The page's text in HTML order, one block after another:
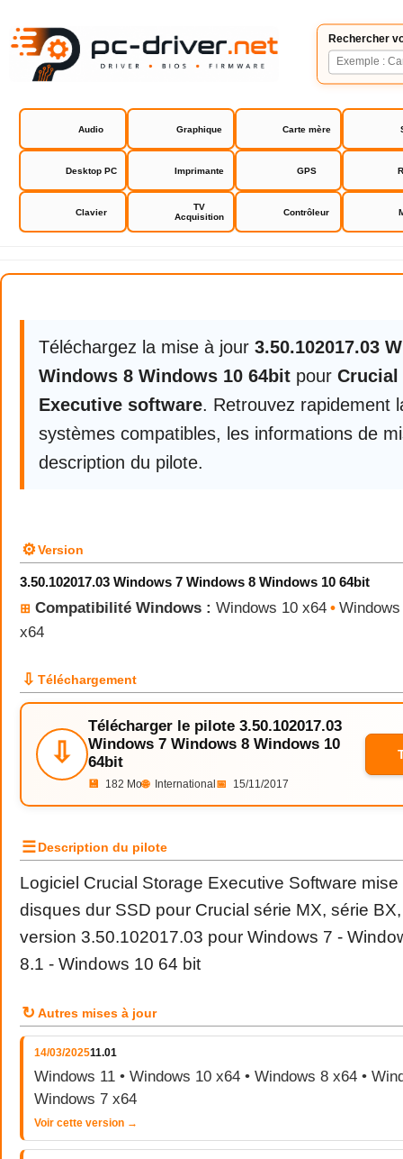
Rechercher
Audio Graphique Carte mère
Desktop PC Imprimante GPS
Clavier
TV
Acquisition
Contrôleur
Crucial Storage Executive
Téléchargez la mise à jour 3.50.102017.03
Windows 8 Windows 10 64bit pour Crucial
Executive software. Retrouvez rapidement
systèmes compatibles, les informations de
description du pilote.
⚙Version
3.50.102017.03 Windows 7 Windows 8 Windows 10 64bit
⊞ Compatibilité Windows : Windows 10 x64 •
x64
⇩ Téléchargement
⇩
Télécharger le pilote 3.50.102017.03
Windows 7 Windows 8 Windows 10
64bit
💾 182 Mo🌐 International 📅 15/11/2017
☰Description du pilote
Logiciel Crucial Storage Executive Software
disques dur SSD pour Crucial série MX, série
version 3.50.102017.03 pour Windows 7 -
8.1 - Windows 10 64 bit
↻ Autres mises à jour
14/03/202511.01
Windows 11 • Windows 10 x64 • Windows 8 x64 •
Windows 7 x64
Voir cette version →